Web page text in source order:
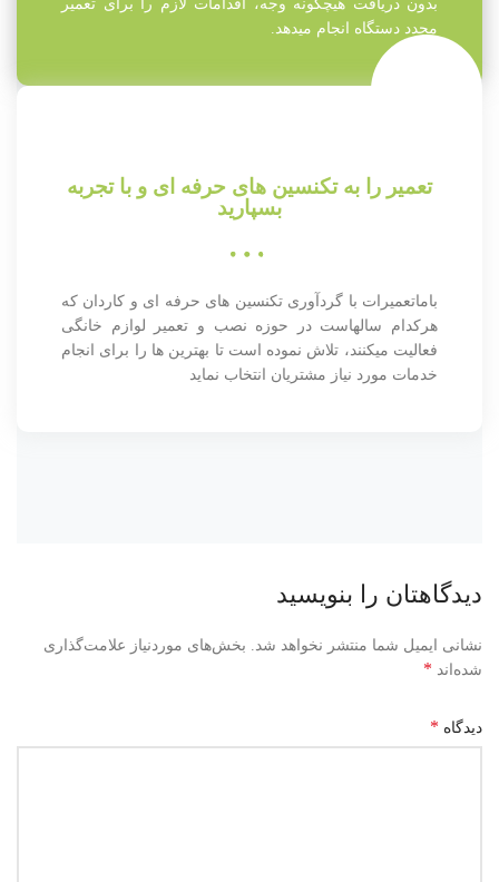
بدون دریافت هیچگونه وجه، اقدامات لازم را برای تعمیر
مجدد دستگاه انجام میدهد.
تعمیر را به تکنسین های حرفه ای و با تجربه
بسپارید
باماتعمیرات با گردآوری تکنسین های حرفه ای و کاردان که
هرکدام سالهاست در حوزه نصب و تعمیر لوازم خانگی
فعالیت میکنند، تلاش نموده است تا بهترین ها را برای انجام
خدمات مورد نیاز مشتریان انتخاب نماید
دیدگاهتان را بنویسید
نشانی ایمیل شما منتشر نخواهد شد. بخش‌های موردنیاز علامت‌گذاری
شده‌اند *
دیدگاه *